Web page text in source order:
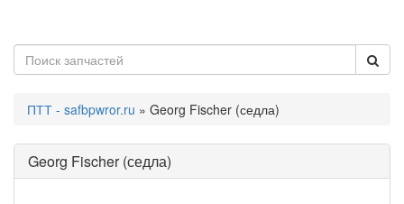
ПТТ - safbpwror.ru » Georg Fischer (седла)
Georg Fischer (седла)